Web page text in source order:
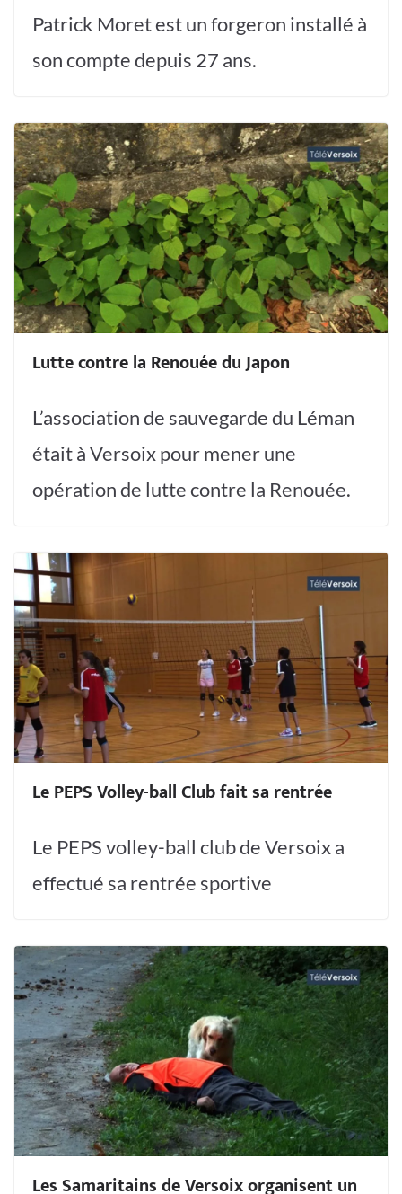
Patrick Moret est un forgeron installé à
son compte depuis 27 ans.
Lutte contre la Renouée du Japon
L’association de sauvegarde du Léman
était à Versoix pour mener une
opération de lutte contre la Renouée.
Le PEPS Volley-ball Club fait sa rentrée
Le PEPS volley-ball club de Versoix a
effectué sa rentrée sportive
Les Samaritains de Versoix organisent un